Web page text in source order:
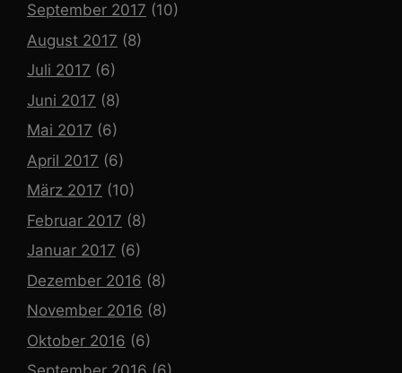
September 2017 (10)
August 2017 (8)
Juli 2017 (6)
Juni 2017 (8)
Mai 2017 (6)
April 2017 (6)
März 2017 (10)
Februar 2017 (8)
Januar 2017 (6)
Dezember 2016 (8)
November 2016 (8)
Oktober 2016 (6)